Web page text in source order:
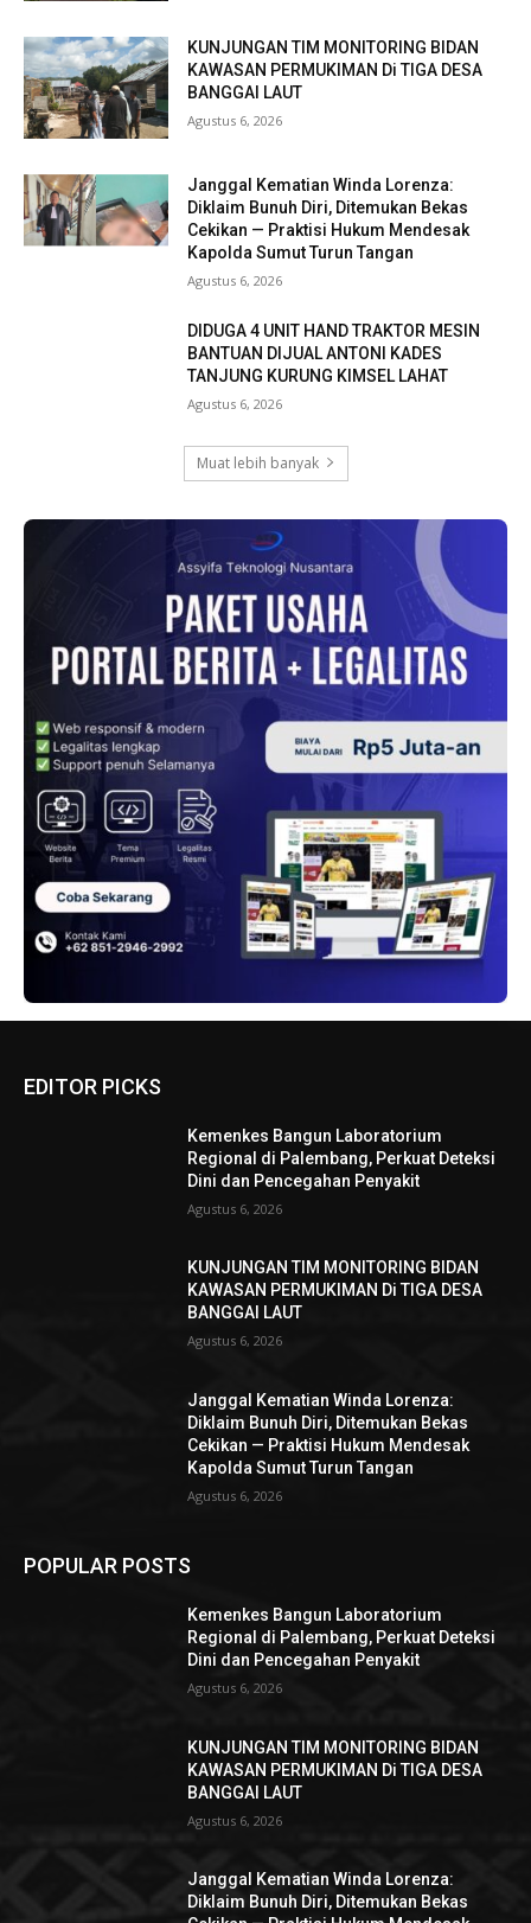
KUNJUNGAN TIM MONITORING BIDAN
KAWASAN PERMUKIMAN Di TIGA DESA
BANGGAI LAUT
Agustus 6, 2026
Janggal Kematian Winda Lorenza:
Diklaim Bunuh Diri, Ditemukan Bekas
Cekikan — Praktisi Hukum Mendesak
Kapolda Sumut Turun Tangan
Agustus 6, 2026
DIDUGA 4 UNIT HAND TRAKTOR MESIN
BANTUAN DIJUAL ANTONI KADES
TANJUNG KURUNG KIMSEL LAHAT
Agustus 6, 2026
Muat lebih banyak
EDITOR PICKS
Kemenkes Bangun Laboratorium
Regional di Palembang, Perkuat Deteksi
Dini dan Pencegahan Penyakit
Agustus 6, 2026
KUNJUNGAN TIM MONITORING BIDAN
KAWASAN PERMUKIMAN Di TIGA DESA
BANGGAI LAUT
Agustus 6, 2026
Janggal Kematian Winda Lorenza:
Diklaim Bunuh Diri, Ditemukan Bekas
Cekikan — Praktisi Hukum Mendesak
Kapolda Sumut Turun Tangan
Agustus 6, 2026
POPULAR POSTS
Kemenkes Bangun Laboratorium
Regional di Palembang, Perkuat Deteksi
Dini dan Pencegahan Penyakit
Agustus 6, 2026
KUNJUNGAN TIM MONITORING BIDAN
KAWASAN PERMUKIMAN Di TIGA DESA
BANGGAI LAUT
Agustus 6, 2026
Janggal Kematian Winda Lorenza:
Diklaim Bunuh Diri, Ditemukan Bekas